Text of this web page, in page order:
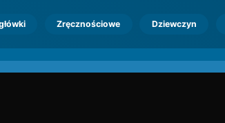
Zręcznościowe Dziewczyn